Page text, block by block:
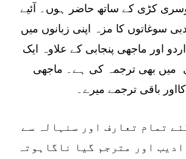
کڑی کے ساتھ حاضر ہوں۔ آئیے
سوغاتوں کا مزہ اپنی زبانوں میں
اور ماجھی پنجابی کے علاوہ ایک
میں بھی ترجمہ کی ہے۔ ماجھی
باقی ترجمے میرے۔
تمام تعارف اور سنہالہ سے
اور مترجم گیا ناگاہوتہ